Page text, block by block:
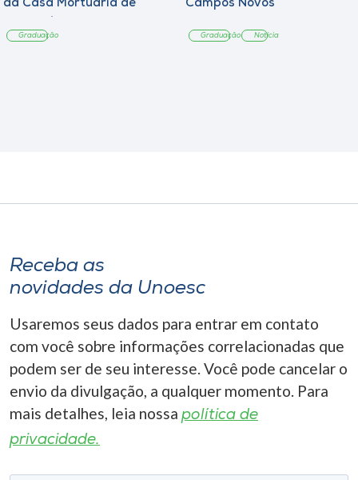
da Casa Mortuária de
Graduação
Campos Novos
Graduação Notícia
Receba as
novidades da Unoesc
Usaremos seus dados para entrar em contato
com você sobre informações correlacionadas que
podem ser de seu interesse. Você pode cancelar o
envio da divulgação, a qualquer momento. Para
mais detalhes, leia nossa política de
privacidade.